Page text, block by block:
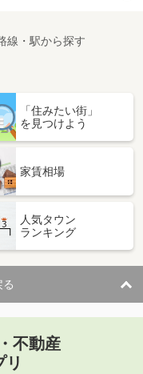
線・駅から探す
「住みたい街」
を見つけよう
家賃相場
人気タウン
ランキング
不動産
リ